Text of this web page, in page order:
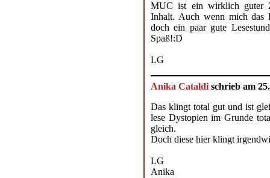
MUC ist ein wirklich guter
Inhalt. Auch wenn mich das
doch ein paar gute
Spaß!:D
LG
Anika Cataldi schrieb am
Das klingt total gut und ist
lese Dystopien im Grunde
gleich.
Doch diese hier klingt
LG
Anika